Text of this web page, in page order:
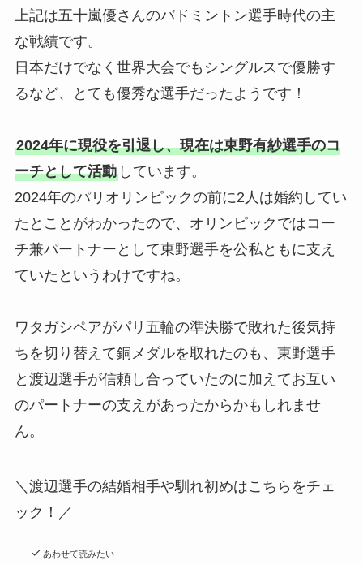
上記は五十嵐優さんのバドミントン選手時代の主
な戦績です。
日本だけでなく世界大会でもシングルスで優勝す
るなど、とても優秀な選手だったようです！
2024年に現役を引退し、現在は東野有紗選手のコ
ーチとして活動しています。
2024年のパリオリンピックの前に2人は婚約してい
たとことがわかったので、オリンピックではコー
チ兼パートナーとして東野選手を公私ともに支え
ていたというわけですね。
ワタガシペアがパリ五輪の準決勝で敗れた後気持
ちを切り替えて銅メダルを取れたのも、東野選手
と渡辺選手が信頼し合っていたのに加えてお互い
のパートナーの支えがあったからかもしれませ
ん。
＼渡辺選手の結婚相手や馴れ初めはこちらをチェ
ック！／
あわせて読みたい